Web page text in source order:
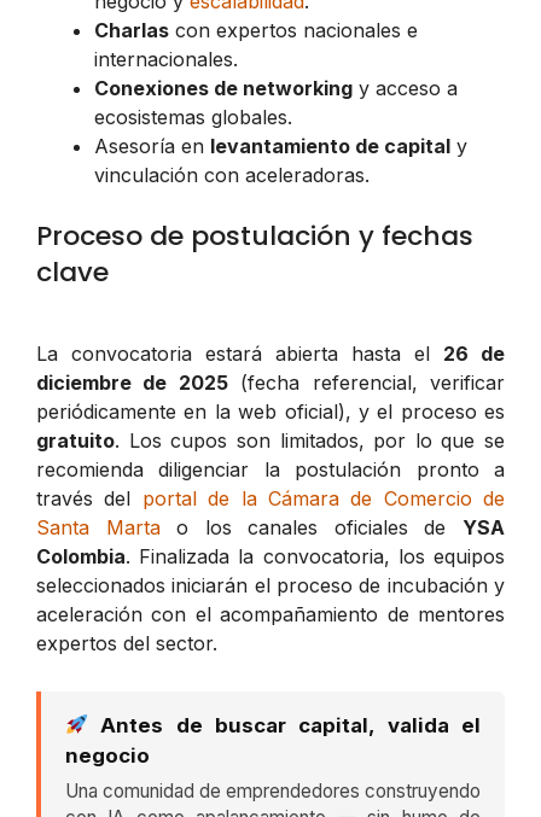
Charlas con expertos nacionales e
internacionales.
Conexiones de networking y acceso a
ecosistemas globales.
Asesoría en levantamiento de capital y
vinculación con aceleradoras.
Proceso de postulación y fechas
clave
La convocatoria estará abierta hasta el 26 de
diciembre de 2025(fecha referencial, verificar
periódicamente en la web oficial), y el proceso es
gratuito. Los cupos son limitados, por lo que se
recomienda diligenciar la postulación pronto a
través del portal de la Cámara de Comercio de
Santa Martao los canales oficiales de YSA
Colombia. Finalizada la convocatoria, los equipos
seleccionados iniciarán el proceso de incubación y
aceleración con el acompañamiento de mentores
expertos del sector.
Antes de buscar capital, valida el
negocio
Una comunidad de emprendedores construyendo